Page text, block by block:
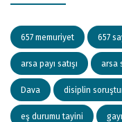
657 memuriyet 657
arsa payı satışı arsa
Dava disiplin
eş durumu tayini